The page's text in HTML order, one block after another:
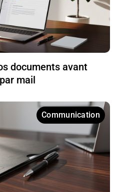
documents avant
mail
Communication